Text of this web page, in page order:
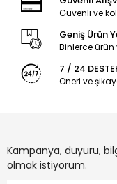
Güvenli ve
Geniş Ürün
Binlerce
7 / 24
Öneri ve
Kampanya, duyuru,
olmak istiyorum.